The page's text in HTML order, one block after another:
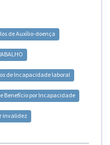
deAuxílio-doença
deIncapacidade laboral
Benefício por Incapacidade
invalidez